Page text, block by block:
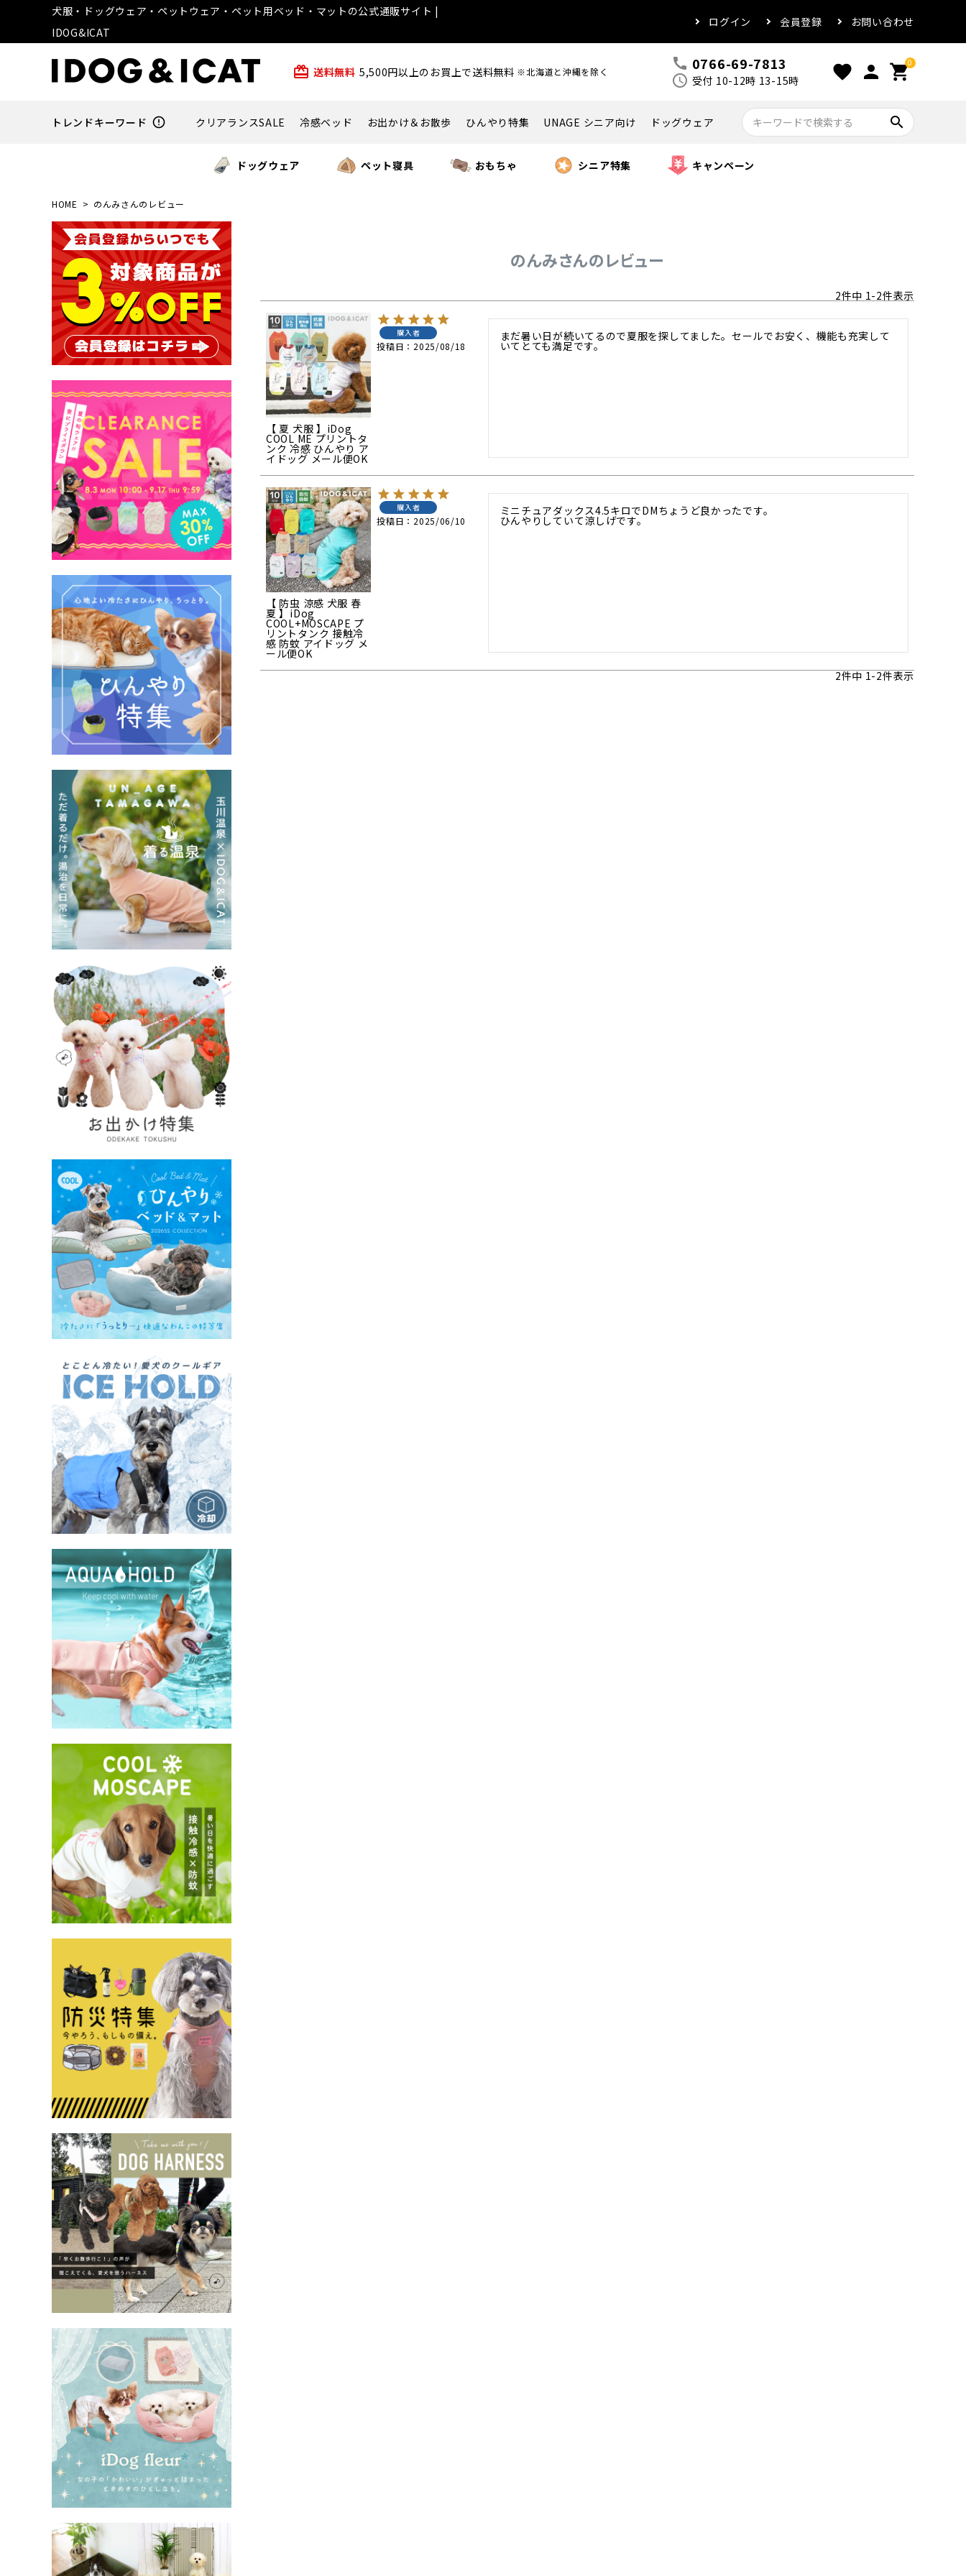
犬服・ドッグウェア・ペットウェア・ペット用ベッド・マットの公式通販サイト |
IDOG&ICAT
ログイン 会員登録 お問い合わせ
card_giftcard 送料無料 5,500円以上のお買上で送料無料 ※北海道と沖縄を除く call 0766-69-7813
schedule 受付 10-12時 13-15時 favorite person 0
shopping_cart
トレンドキーワード error_outline クリアランスSALE 冷感ベッド お出かけ＆お散歩 ひんやり特集 UNAGE シニア向け ドッグウェア search
ドッグウェア ペット寝具 おもちゃ シニア特集 キャンペーン
HOME のんみさんのレビュー
のんみさんのレビュー
2件中 1-2件表示
【 夏 犬服 】iDog
COOL ME プリントタ
ンク 冷感 ひんやり ア
イドッグ メール便OK
購入者
投稿日 2025/08/18
まだ暑い日が続いてるので夏服を探してました。セールでお安く、機能も充実して
いてとても満足です。
【 防虫 涼感 犬服 春
夏 】iDog
COOL+MOSCAPE プ
リントタンク 接触冷
感 防蚊 アイドッグ メ
ール便OK
購入者
投稿日 2025/06/10
ミニチュアダックス4.5キロでDMちょうど良かったです。
ひんやりしていて涼しげです。
2件中 1-2件表示